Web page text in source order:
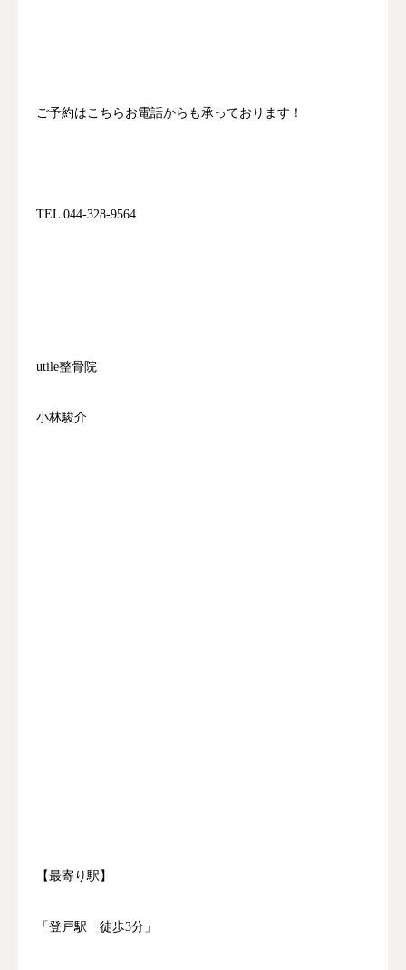
ご予約はこちらお電話からも承っております！
TEL 044-328-9564
utile整骨院
小林駿介
【最寄り駅】
「登戸駅 徒歩3分」